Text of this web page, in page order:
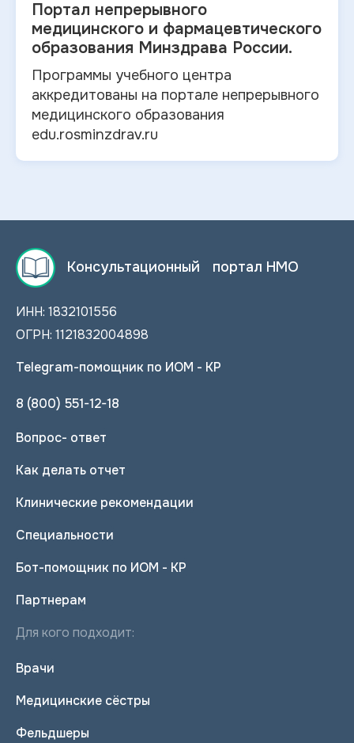
Портал непрерывного
медицинского и фармацевтического
образования Минздрава России.
Программы учебного центра
аккредитованы на портале непрерывного
медицинского образования
edu.rosminzdrav.ru
Консультационный портал НМО
ИНН: 1832101556
ОГРН: 1121832004898
Telegram-помощник по ИОМ - КР
8 (800) 551-12-18
Вопрос- ответ
Как делать отчет
Клинические рекомендации
Специальности
Бот-помощник по ИОМ - КР
Партнерам
Для кого подходит:
Врачи
Медицинские сёстры
Фельдшеры